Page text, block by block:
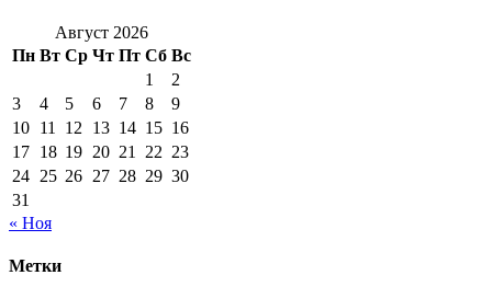
Август 2026
Пн Вт Ср Чт Пт Сб Вс
1
2
3
4 5 6 7 8
9
10 11 12 13 14 15 16
17 18 19 20 21 22 23
24 25 26 27 28 29 30
31
« Ноя
Метки